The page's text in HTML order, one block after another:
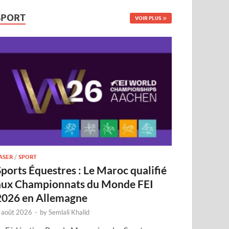
VOIR PLUS
/SPORT
Équestres : Le Maroc qualifié
Championnats du Monde FEI
en Allemagne
2026 - bySemlali Khalid